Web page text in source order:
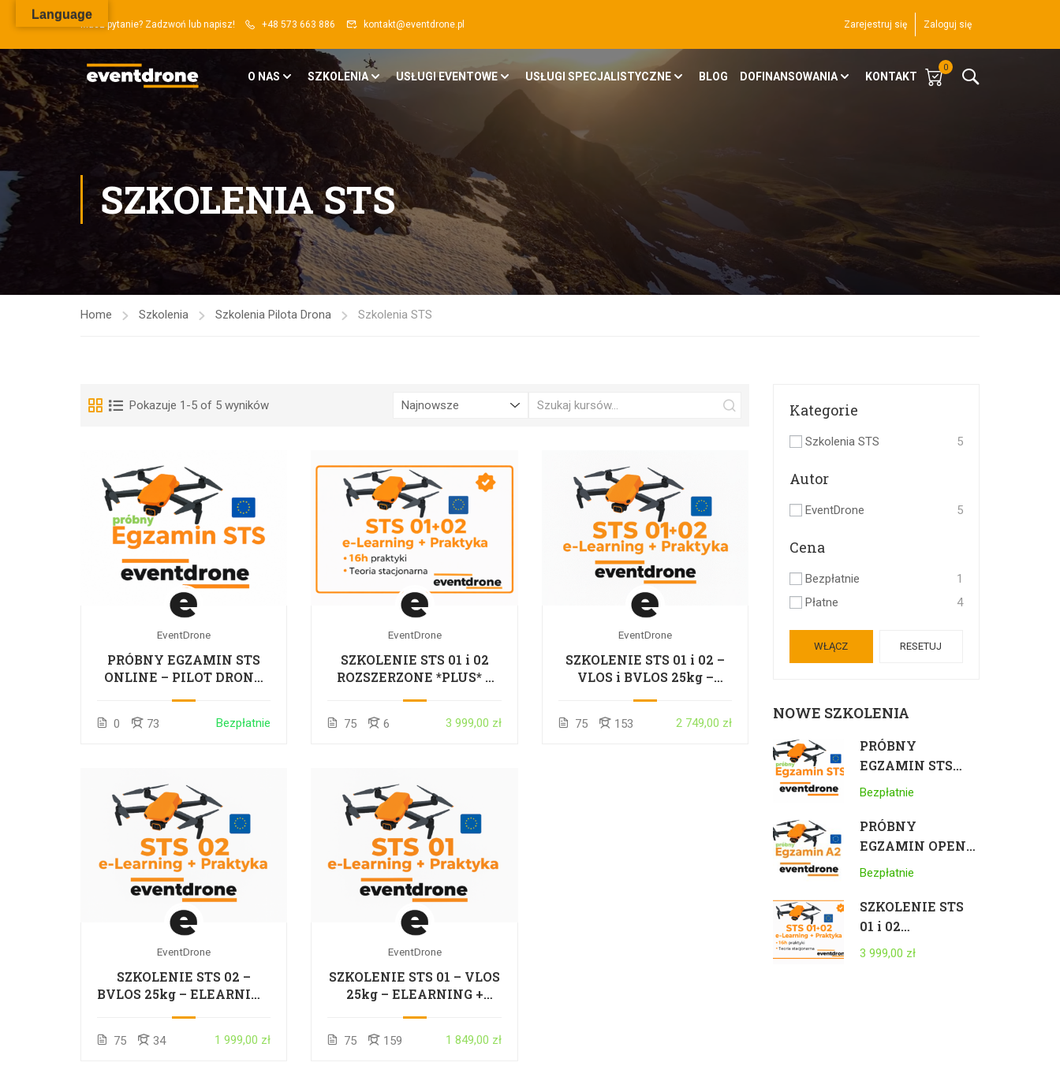
Masz pytanie? Zadzwoń lub napisz! +48 573 663 886 kontakt@eventdrone.pl Zarejestruj się Zaloguj się
O NAS SZKOLENIA USŁUGI EVENTOWE USŁUGI SPECJALISTYCZNE BLOG DOFINANSOWANIA KONTAKT
0
SZKOLENIA STS
Home Szkolenia Szkolenia Pilota Drona Szkolenia STS
Pokazuje 1-5 of 5 wyników
EventDrone
PRÓBNY EGZAMIN STS
ONLINE – PILOT DRONA
0 73 Bezpłatnie
EventDrone
SZKOLENIE STS 01 i 02
ROZSZERZONE *PLUS* –
STACJONARNIE +
75 6 3 999,00 zł
EventDrone
SZKOLENIE STS 01 i 02 –
VLOS i BVLOS 25kg –
POLSKA
75 153 2 749,00 zł
EventDrone
SZKOLENIE STS 02 –
BVLOS 25kg – ELEARNING
75 34 1 999,00 zł
EventDrone
SZKOLENIE STS 01 – VLOS
25kg – ELEARNING +
75 159 1 849,00 zł
Kategorie
Szkolenia STS 5
Autor
EventDrone 5
Cena
Bezpłatnie
1
Płatne
4
WŁĄCZ RESETUJ
NOWE SZKOLENIA
PRÓBNY
EGZAMIN STS
ONLINE – PILOT
Bezpłatnie
PRÓBNY
EGZAMIN OPEN
A2 ONLINE –
Bezpłatnie
SZKOLENIE STS
01 i 02
ROZSZERZONE
3 999,00 zł
Language